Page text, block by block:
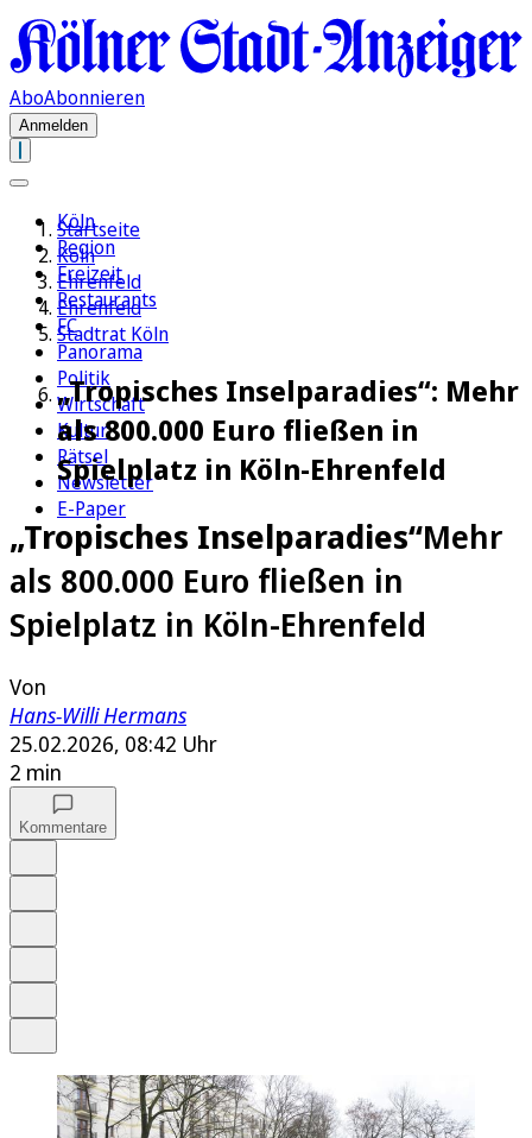
AboAbonnieren
Anmelden
Köln
Region
Freizeit
Restaurants
FC
Panorama
Politik
Wirtschaft
Kultur
Rätsel
Newsletter
E-Paper
Startseite
Köln
Ehrenfeld
Ehrenfeld
Stadtrat Köln
„Tropisches Inselparadies“: Mehr
als 800.000 Euro fließen in
Spielplatz in Köln-Ehrenfeld
„Tropisches Inselparadies“Mehr
als 800.000 Euro fließen in
Spielplatz in Köln-Ehrenfeld
Von
Hans-Willi Hermans
25.02.2026, 08:42 Uhr
2 min
Kommentare